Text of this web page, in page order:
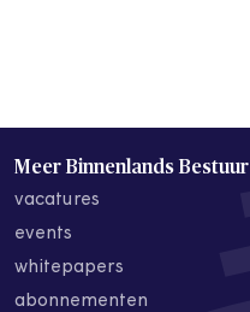
Meer Binnenlands Bestuur
vacatures
events
whitepapers
abonnementen